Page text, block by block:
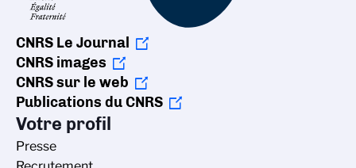
CNRS Le Journal
CNRS images
CNRS sur le web
Publications du CNRS
Votre profil
Presse